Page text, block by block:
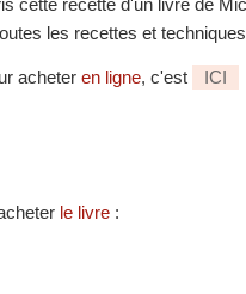
cette recette d'un livre de
les recettes et
acheter en ligne, c'est ICI
le livre :